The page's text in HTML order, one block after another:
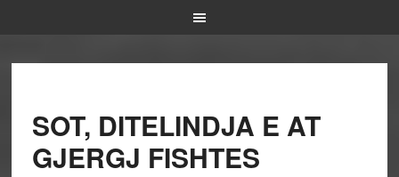
SOT, DITELINDJA E AT
GJERGJ FISHTES